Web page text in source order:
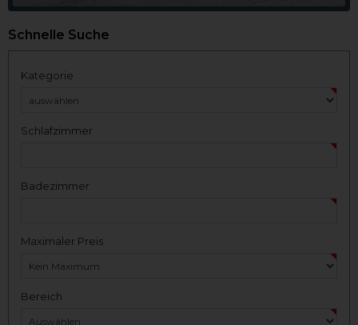
Schnelle Suche
Kategorie
Schlafzimmer
Badezimmer
Maximaler Preis
Bereich